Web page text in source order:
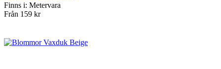
Finns i: Metervara
Från 159 kr